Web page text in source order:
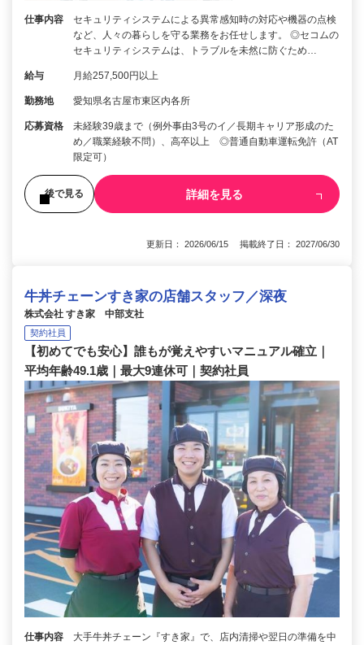
仕事内容
セキュリティシステムによる異常感知時の対応や機器の点検
など、人々の暮らしを守る業務をお任せします。 ◎セコムの
セキュリティシステムは、トラブルを未然に防ぐため…
給与 月給257,500円以上
勤務地 愛知県名古屋市東区内各所
応募資格
未経験39歳まで（例外事由3号のイ／長期キャリア形成のた
め／職業経験不問）、高卒以上 ◎普通自動車運転免許（AT
限定可）
後で見る 詳細を見る
更新日： 2026/06/15 掲載終了日： 2027/06/30
牛丼チェーンすき家の店舗スタッフ／深夜
株式会社 すき家 中部支社
契約社員
【初めてでも安心】誰もが覚えやすいマニュアル確立｜
平均年齢49.1歳｜最大9連休可｜契約社員
仕事内容
大手牛丼チェーン『すき家』で、店内清掃や翌日の準備を中